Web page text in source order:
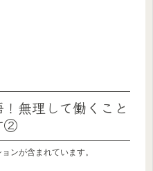
無理して働くこと
②
ンが含まれています。